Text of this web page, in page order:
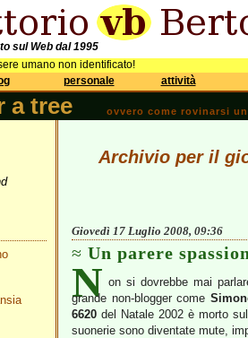
sul Web dal 1995
umano non identificato!
personale attività
a tree ovvero come rovinarsi
Archivio per il
Giovedì 17 Luglio 2008, 09:36
Un parere
N on si dovrebbe mai
grande non-blogger come
6620 del Natale 2002 è morto
suonerie sono diventate mute,